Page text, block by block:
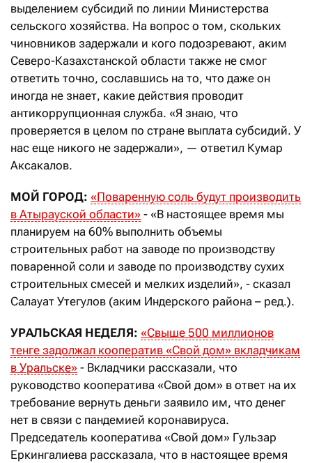
выделением субсидий по линии Министерства
сельского хозяйства. На вопрос о том, скольких
чиновников задержали и кого подозревают, аким
Северо-Казахстанской области также не смог
ответить точно, сославшись на то, что даже он
иногда не знает, какие действия проводит
антикоррупционная служба. «Я знаю, что
проверяется в целом по стране выплата субсидий. У
нас еще никого не задержали», — ответил Кумар
Аксакалов.
МОЙ ГОРОД: «Поваренную соль будут производить
в Атырауской области» - «В настоящее время мы
планируем на 60% выполнить объемы
строительных работ на заводе по производству
поваренной соли и заводе по производству сухих
строительных смесей и мелких изделий», - сказал
Салауат Утегулов (аким Индерского района – ред.).
УРАЛЬСКАЯ НЕДЕЛЯ: «Свыше 500 миллионов
тенге задолжал кооператив «Свой дом» вкладчикам
в Уральске» - Вкладчики рассказали, что
руководство кооператива «Свой дом» в ответ на их
требование вернуть деньги заявило им, что денег
нет в связи с пандемией коронавируса.
Председатель кооператива «Свой дом» Гульзар
Еркингалиева рассказала, что в настоящее время